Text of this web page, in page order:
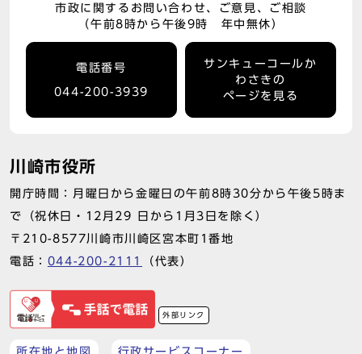
市政に関するお問い合わせ、ご意見、ご相談
（午前8時から午後9時 年中無休）
電話番号
044-200-3939
サンキューコールか
わさきの
ページを見る
川崎市役所
開庁時間：月曜日から金曜日の午前8時30分から午後5時ま
で（祝休日・12月29 日から1月3日を除く）
〒210-8577川崎市川崎区宮本町1番地
電話： 044-200-2111 （代表）
外部リンク
所在地と地図 行政サービスコーナー